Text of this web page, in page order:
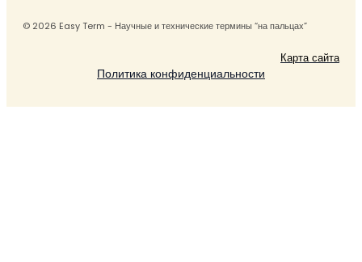
© 2026 Easy Term - Научные и технические термины “на пальцах”
Карта сайта
Политика конфиденциальности